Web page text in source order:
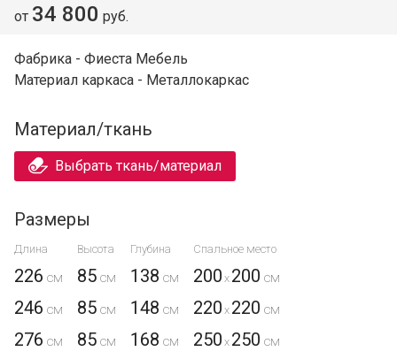
от 34 800 руб.
Фабрика - Фиеста Мебель
Материал каркаса - Металлокаркас
Материал/ткань
Выбрать ткань/материал
Размеры
Длина Высота Глубина Спальное место
226 85 138 200 x 200
246
85 148 220 x 220
276
85 168 250 x 250